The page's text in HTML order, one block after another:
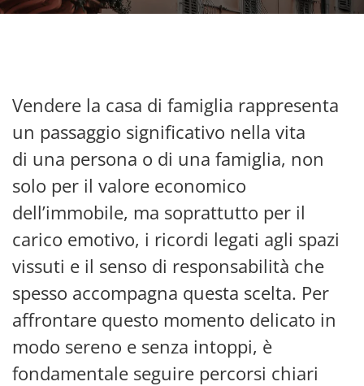
Vendere la casa di famiglia rappresenta
un passaggio significativo nella vita
di una persona o di una famiglia, non
solo per il valore economico
dell’immobile, ma soprattutto per il
carico emotivo, i ricordi legati agli spazi
vissuti e il senso di responsabilità che
spesso accompagna questa scelta. Per
affrontare questo momento delicato in
modo sereno e senza intoppi, è
fondamentale seguire percorsi chiari